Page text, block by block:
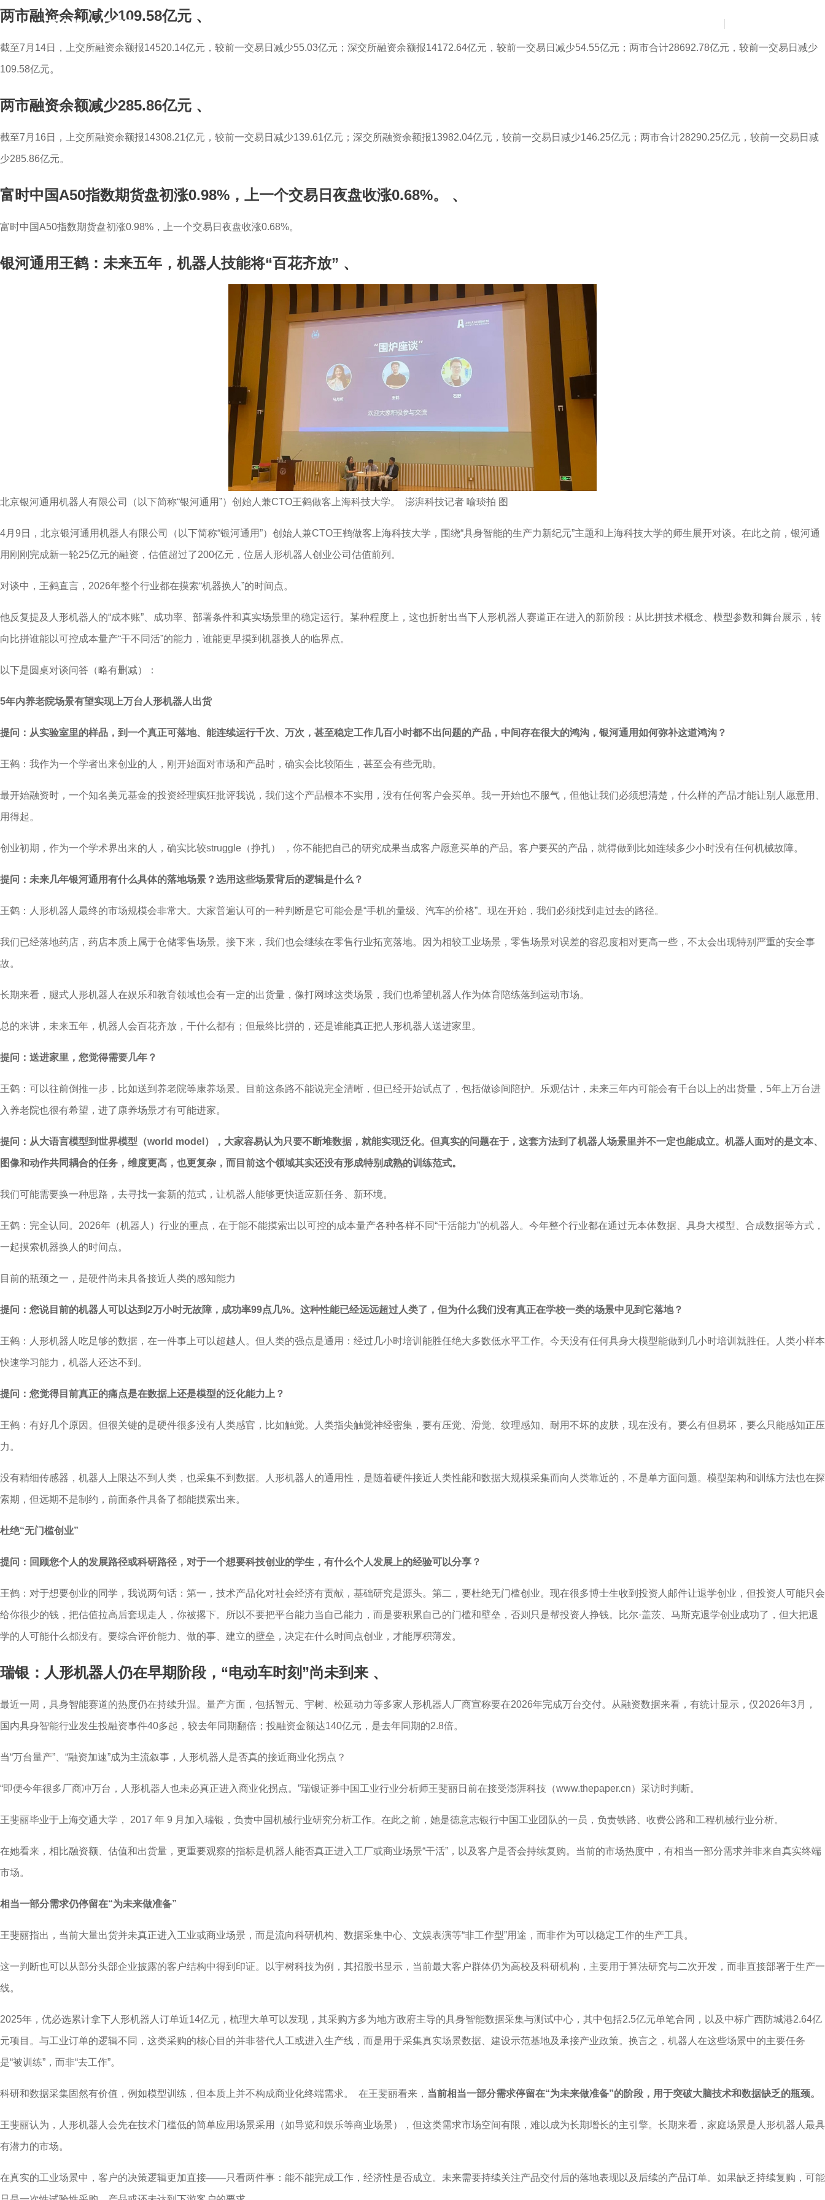
两市融资余额减少109.58亿元 、
截至7月14日，上交所融资余额报14520.14亿元，较前一交易日减少55.03亿元；深交所融资余额报14172.64亿元，较前一交易日减少54.55亿元；两市合计28692.78亿元，较前一交易日减少
109.58亿元。
两市融资余额减少285.86亿元 、
截至7月16日，上交所融资余额报14308.21亿元，较前一交易日减少139.61亿元；深交所融资余额报13982.04亿元，较前一交易日减少146.25亿元；两市合计28290.25亿元，较前一交易日减
少285.86亿元。
富时中国A50指数期货盘初涨0.98%，上一个交易日夜盘收涨0.68%。 、
富时中国A50指数期货盘初涨0.98%，上一个交易日夜盘收涨0.68%。
银河通用王鹤：未来五年，机器人技能将“百花齐放” 、
北京银河通用机器人有限公司（以下简称“银河通用”）创始人兼CTO王鹤做客上海科技大学。 澎湃科技记者 喻琰拍 图
4月9日，北京银河通用机器人有限公司（以下简称“银河通用”）创始人兼CTO王鹤做客上海科技大学，围绕“具身智能的生产力新纪元”主题和上海科技大学的师生展开对谈。在此之前，银河通
用刚刚完成新一轮25亿元的融资，估值超过了200亿元，位居人形机器人创业公司估值前列。
对谈中，王鹤直言，2026年整个行业都在摸索“机器换人”的时间点。
他反复提及人形机器人的“成本账”、成功率、部署条件和真实场景里的稳定运行。某种程度上，这也折射出当下人形机器人赛道正在进入的新阶段：从比拼技术概念、模型参数和舞台展示，转
向比拼谁能以可控成本量产“干不同活”的能力，谁能更早摸到机器换人的临界点。
以下是圆桌对谈问答（略有删减）：
5年内养老院场景有望实现上万台人形机器人出货
提问：从实验室里的样品，到一个真正可落地、能连续运行千次、万次，甚至稳定工作几百小时都不出问题的产品，中间存在很大的鸿沟，银河通用如何弥补这道鸿沟？
王鹤：我作为一个学者出来创业的人，刚开始面对市场和产品时，确实会比较陌生，甚至会有些无助。
最开始融资时，一个知名美元基金的投资经理疯狂批评我说，我们这个产品根本不实用，没有任何客户会买单。我一开始也不服气，但他让我们必须想清楚，什么样的产品才能让别人愿意用、
用得起。
创业初期，作为一个学术界出来的人，确实比较struggle（挣扎） ，你不能把自己的研究成果当成客户愿意买单的产品。客户要买的产品，就得做到比如连续多少小时没有任何机械故障。
提问：未来几年银河通用有什么具体的落地场景？选用这些场景背后的逻辑是什么？
王鹤：人形机器人最终的市场规模会非常大。大家普遍认可的一种判断是它可能会是“手机的量级、汽车的价格”。现在开始，我们必须找到走过去的路径。
我们已经落地药店，药店本质上属于仓储零售场景。接下来，我们也会继续在零售行业拓宽落地。因为相较工业场景，零售场景对误差的容忍度相对更高一些，不太会出现特别严重的安全事
故。
长期来看，腿式人形机器人在娱乐和教育领域也会有一定的出货量，像打网球这类场景，我们也希望机器人作为体育陪练落到运动市场。
总的来讲，未来五年，机器人会百花齐放，干什么都有；但最终比拼的，还是谁能真正把人形机器人送进家里。
提问：送进家里，您觉得需要几年？
王鹤：可以往前倒推一步，比如送到养老院等康养场景。目前这条路不能说完全清晰，但已经开始试点了，包括做诊间陪护。乐观估计，未来三年内可能会有千台以上的出货量，5年上万台进
入养老院也很有希望，进了康养场景才有可能进家。
提问：从大语言模型到世界模型（world model），大家容易认为只要不断堆数据，就能实现泛化。但真实的问题在于，这套方法到了机器人场景里并不一定也能成立。机器人面对的是文本、
图像和动作共同耦合的任务，维度更高，也更复杂，而目前这个领域其实还没有形成特别成熟的训练范式。
我们可能需要换一种思路，去寻找一套新的范式，让机器人能够更快适应新任务、新环境。
王鹤：完全认同。2026年（机器人）行业的重点，在于能不能摸索出以可控的成本量产各种各样不同“干活能力”的机器人。今年整个行业都在通过无本体数据、具身大模型、合成数据等方式，
一起摸索机器换人的时间点。
目前的瓶颈之一，是硬件尚未具备接近人类的感知能力
提问：您说目前的机器人可以达到2万小时无故障，成功率99点几%。这种性能已经远远超过人类了，但为什么我们没有真正在学校一类的场景中见到它落地？
王鹤：人形机器人吃足够的数据，在一件事上可以超越人。但人类的强点是通用：经过几小时培训能胜任绝大多数低水平工作。今天没有任何具身大模型能做到几小时培训就胜任。人类小样本
快速学习能力，机器人还达不到。
提问：您觉得目前真正的痛点是在数据上还是模型的泛化能力上？
王鹤：有好几个原因。但很关键的是硬件很多没有人类感官，比如触觉。人类指尖触觉神经密集，要有压觉、滑觉、纹理感知、耐用不坏的皮肤，现在没有。要么有但易坏，要么只能感知正压
力。
没有精细传感器，机器人上限达不到人类，也采集不到数据。人形机器人的通用性，是随着硬件接近人类性能和数据大规模采集而向人类靠近的，不是单方面问题。模型架构和训练方法也在探
索期，但远期不是制约，前面条件具备了都能摸索出来。
杜绝“无门槛创业”
提问：回顾您个人的发展路径或科研路径，对于一个想要科技创业的学生，有什么个人发展上的经验可以分享？
王鹤：对于想要创业的同学，我说两句话：第一，技术产品化对社会经济有贡献，基础研究是源头。第二，要杜绝无门槛创业。现在很多博士生收到投资人邮件让退学创业，但投资人可能只会
给你很少的钱，把估值拉高后套现走人，你被撂下。所以不要把平台能力当自己能力，而是要积累自己的门槛和壁垒，否则只是帮投资人挣钱。比尔·盖茨、马斯克退学创业成功了，但大把退
学的人可能什么都没有。要综合评价能力、做的事、建立的壁垒，决定在什么时间点创业，才能厚积薄发。
瑞银：人形机器人仍在早期阶段，“电动车时刻”尚未到来 、
最近一周，具身智能赛道的热度仍在持续升温。量产方面，包括智元、宇树、松延动力等多家人形机器人厂商宣称要在2026年完成万台交付。从融资数据来看，有统计显示，仅2026年3月，
国内具身智能行业发生投融资事件40多起，较去年同期翻倍；投融资金额达140亿元，是去年同期的2.8倍。
当“万台量产”、“融资加速”成为主流叙事，人形机器人是否真的接近商业化拐点？
“即便今年很多厂商冲万台，人形机器人也未必真正进入商业化拐点。”瑞银证券中国工业行业分析师王斐丽日前在接受澎湃科技（www.thepaper.cn）采访时判断。
王斐丽毕业于上海交通大学， 2017 年 9 月加入瑞银，负责中国机械行业研究分析工作。在此之前，她是德意志银行中国工业团队的一员，负责铁路、收费公路和工程机械行业分析。
在她看来，相比融资额、估值和出货量，更重要观察的指标是机器人能否真正进入工厂或商业场景“干活”，以及客户是否会持续复购。当前的市场热度中，有相当一部分需求并非来自真实终端
市场。
相当一部分需求仍停留在“为未来做准备”
王斐丽指出，当前大量出货并未真正进入工业或商业场景，而是流向科研机构、数据采集中心、文娱表演等“非工作型”用途，而非作为可以稳定工作的生产工具。
这一判断也可以从部分头部企业披露的客户结构中得到印证。以宇树科技为例，其招股书显示，当前最大客户群体仍为高校及科研机构，主要用于算法研究与二次开发，而非直接部署于生产一
线。
2025年，优必选累计拿下人形机器人订单近14亿元，梳理大单可以发现，其采购方多为地方政府主导的具身智能数据采集与测试中心，其中包括2.5亿元单笔合同，以及中标广西防城港2.64亿
元项目。与工业订单的逻辑不同，这类采购的核心目的并非替代人工或进入生产线，而是用于采集真实场景数据、建设示范基地及承接产业政策。换言之，机器人在这些场景中的主要任务
是“被训练”，而非“去工作”。
科研和数据采集固然有价值，例如模型训练，但本质上并不构成商业化终端需求。 在王斐丽看来， 当前相当一部分需求停留在“为未来做准备”的阶段，用于突破大脑技术和数据缺乏的瓶颈。
王斐丽认为，人形机器人会先在技术门槛低的简单应用场景采用（如导览和娱乐等商业场景），但这类需求市场空间有限，难以成为长期增长的主引擎。长期来看，家庭场景是人形机器人最具
有潜力的市场。
在真实的工业场景中，客户的决策逻辑更加直接——只看两件事：能不能完成工作，经济性是否成立。未来需要持续关注产品交付后的落地表现以及后续的产品订单。如果缺乏持续复购，可能